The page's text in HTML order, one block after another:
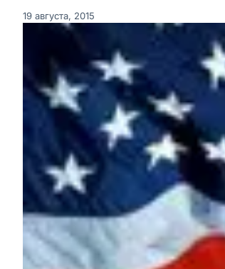
19 августа, 2015